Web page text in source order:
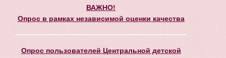
ВАЖНО!
Опрос в рамках независимой оценки качества
Опрос пользователей Центральной детской